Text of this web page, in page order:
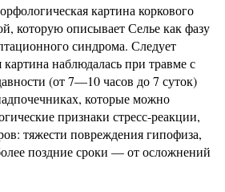
картина коркового
которую описывает Селье как фазу
синдрома. Следует
наблюдалась при травме с
(от 7—10 часов до 7 суток)
которые можно
признаки стресс-реакции,
тяжести повреждения гипофиза,
поздние сроки — от осложнений